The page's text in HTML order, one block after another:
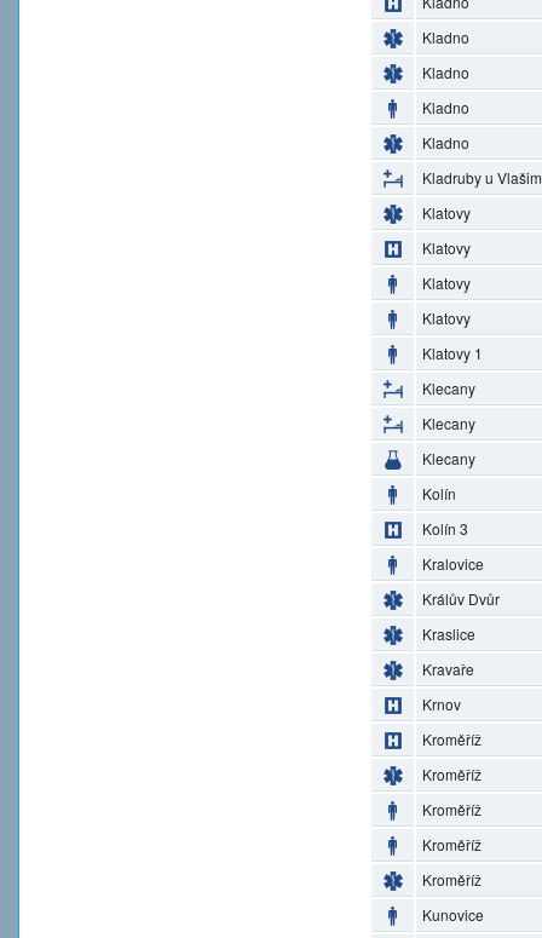
Kladno
Kladno
Kladno
Kladno
Kladruby u
Klatovy
Klatovy
Klatovy
Klatovy
Klatovy 1
Klecany
Klecany
Klecany
Kolín
Kolín 3
Kralovice
Králův Dvůr
Kraslice
Kravaře
Krnov
Kroměříž
Kroměříž
Kroměříž
Kroměříž
Kroměříž
Kunovice